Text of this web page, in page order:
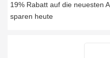
19% Rabatt auf die neuesten
sparen heute